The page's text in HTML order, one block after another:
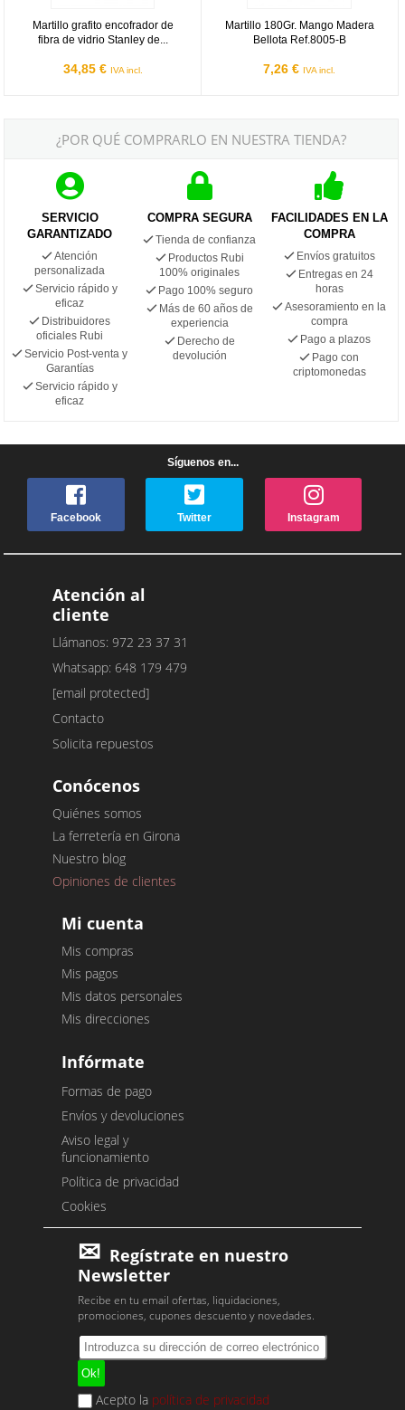
Martillo grafito encofrador de
fibra de vidrio Stanley de...
34,85 € IVA incl.
Martillo 180Gr. Mango Madera
Bellota Ref.8005-B
7,26 € IVA incl.
¿POR QUÉ COMPRARLO EN NUESTRA TIENDA?
SERVICIO
GARANTIZADO
Atención
personalizada
Servicio rápido y
eficaz
Distribuidores
oficiales Rubi
Servicio Post-venta y
Garantías
Servicio rápido y
eficaz
COMPRA SEGURA
Tienda de confianza
Productos Rubi
100% originales
Pago 100% seguro
Más de 60 años de
experiencia
Derecho de
devolución
FACILIDADES EN LA
COMPRA
Envíos gratuitos
Entregas en 24
horas
Asesoramiento en la
compra
Pago a plazos
Pago con
criptomonedas
Síguenos en...
Facebook Twitter Instagram
Atención al
cliente
Llámanos: 972 23 37 31
Whatsapp: 648 179 479
[email protected]
Contacto
Solicita repuestos
Conócenos
Quiénes somos
La ferretería en Girona
Nuestro blog
Opiniones de clientes
Mi cuenta
Mis compras
Mis pagos
Mis datos personales
Mis direcciones
Infórmate
Formas de pago
Envíos y devoluciones
Aviso legal y
funcionamiento
Política de privacidad
Cookies
Regístrate en nuestro
Newsletter
Recibe en tu email ofertas, liquidaciones,
promociones, cupones descuento y novedades.
Acepto la política de privacidad